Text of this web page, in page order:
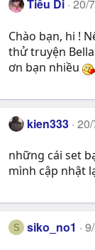
Tiểu Di 20/
Chào bạn, hi !
thử truyện
ơn bạn nhiều
kien333
những cái set
mình cập nhật
S siko_no1